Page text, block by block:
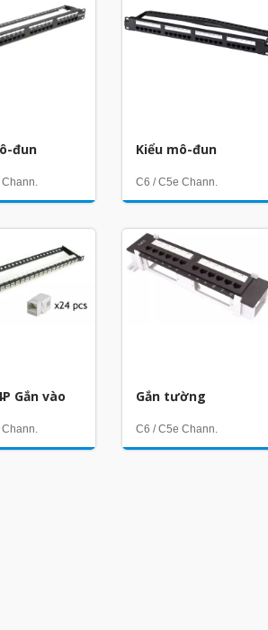
đun Kiểu mô-đun
C6 / C5e Chann.
Gắn vào Gắn tường
C6 / C5e Chann.